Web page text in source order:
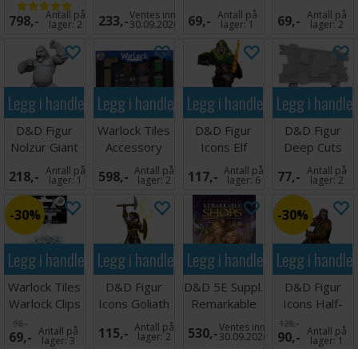
Halasters
Template
798,- Antall på
lager:2
Underground
Deck
233,-Ventes inn
30.09.2026
Warforged
Rogue
69,- Antall på
lager:1
Warforged
Monk
69,- Antall på
lager:2
Legg i handlekurven
D&D Figur
Nolzur Giant
Ape
218,- Antall på
lager:1
Legg i handlekurven
Warlock Tiles
Accessory
Tavern
598,- Antall på
lager:2
Legg i handlekurven
D&D Figur
Icons Elf
Fighter Male
117,- Antall på
lager:6
Legg i
D&D Figur
Deep Cuts
Bounty Board
77,- Antall på
lager:2
Legg i handlekurven
30%
Warlock Tiles
Warlock Clips
EZ - 100 stk
98,-
69,- Antall på
lager:3
Legg i handlekurven
D&D Figur
Icons Goliath
Barbarian
Female
115,- Antall på
lager:2
Legg i handlekurven
D&D 5E Suppl.
Remarkable
Shops & Their
530,-Ventes inn
30.09.2026
Legg i
30%
D&D Figur
Icons Half-
Orc Fighter
Female
128,-
90,- Antall på
lager:1